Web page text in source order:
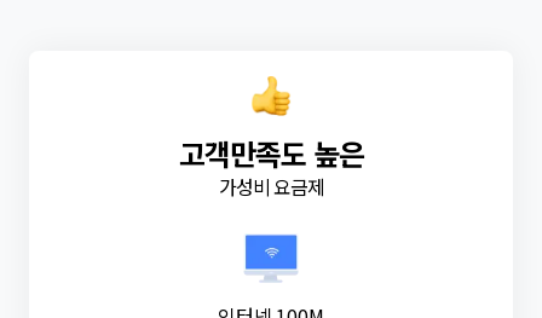
고객만족도 높은
가성비 요금제